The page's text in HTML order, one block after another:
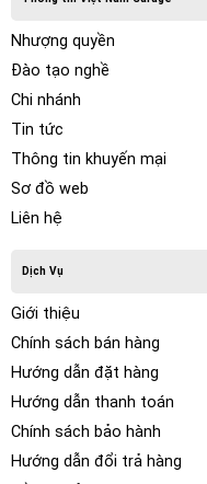
Nhượng quyền
Đào tạo nghề
Chi nhánh
Tin tức
Thông tin khuyến mại
Sơ đồ web
Liên hệ
Dịch Vụ
Giới thiệu
Chính sách bán hàng
Hướng dẫn đặt hàng
Hướng dẫn thanh toán
Chính sách bảo hành
Hướng dẫn đổi trả hàng